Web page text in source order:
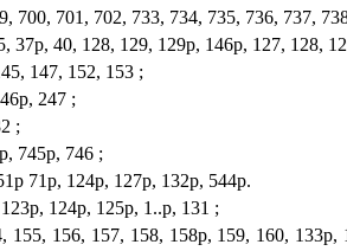
700, 701, 702, 733, 734, 735, 736, 737,
37p, 40, 128, 129, 129p, 146p, 127, 128,
147, 152, 153 ;
247 ;
;
745p, 746 ;
71p, 124p, 127p, 132p, 544p.
124p, 125p, 1..p, 131 ;
155, 156, 157, 158, 158p, 159, 160,